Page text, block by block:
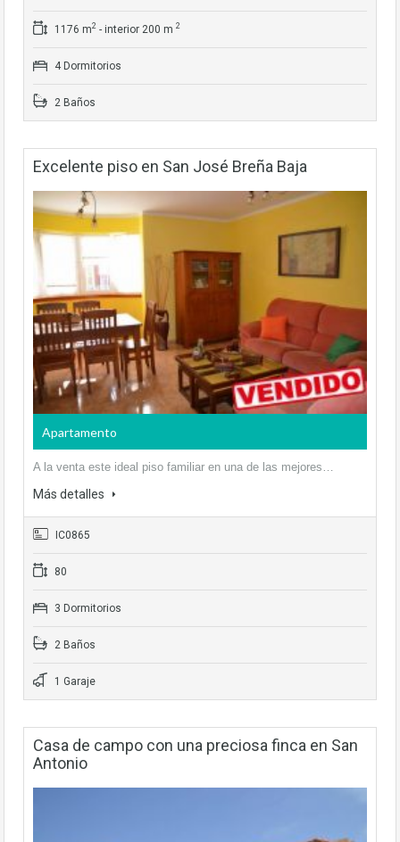
1176 m2 - interior 200 m 2
4 Dormitorios
2 Baños
Excelente piso en San José Breña Baja
Apartamento
A la venta este ideal piso familiar en una de las mejores…
Más detalles
IC0865
80
3 Dormitorios
2 Baños
1 Garaje
Casa de campo con una preciosa finca en San
Antonio